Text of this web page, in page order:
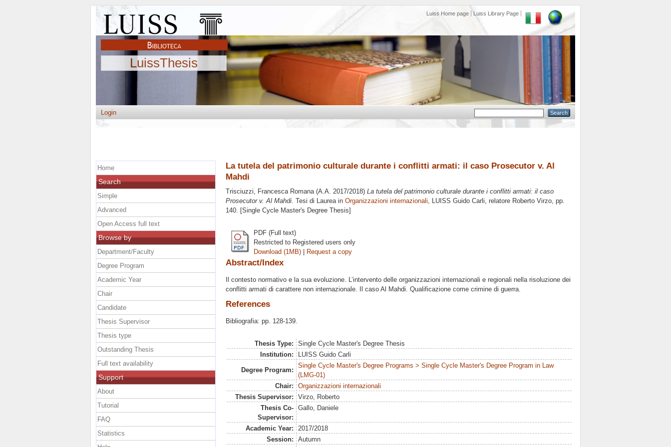
Luiss Home page Luiss Library Page
LuissThesis
Login
La tutela del patrimonio culturale durante i conflitti armati: il caso Prosecutor v. Al
Mahdi
Trisciuzzi, Francesca Romana(A.A. 2017/2018) La tutela del patrimonio culturale durante i conflitti armati: il caso
Prosecutor v. Al Mahdi. Tesi di Laurea in Organizzazioni internazionali, LUISS Guido Carli, relatore Roberto Virzo, pp.
140. [Single Cycle Master's Degree Thesis]
PDF (Full text)
Restricted to Registered users only
Download (1MB) | Request a copy
Abstract/Index
Il contesto normativo e la sua evoluzione. L’intervento delle organizzazioni internazionali e regionali nella risoluzione dei
conflitti armati di carattere non internazionale. Il caso Al Mahdi. Qualificazione come crimine di guerra.
References
Bibliografia: pp. 128-139.
Thesis Type:
Single Cycle Master's Degree Thesis
Institution:
LUISS Guido Carli
Degree Program:
Single Cycle Master's Degree Programs > Single Cycle Master's Degree Program in Law
(LMG-01)
Chair:
Organizzazioni internazionali
Thesis Supervisor:
Virzo, Roberto
Thesis Co-
Supervisor:
Gallo, Daniele
Academic Year:
2017/2018
Session:
Autumn
Home
Search
Simple
Advanced
Open Access full text
Browse by
Department/Faculty
Degree Program
Academic Year
Chair
Candidate
Thesis Supervisor
Thesis type
Outstanding Thesis
Full text availability
Support
About
Tutorial
FAQ
Statistics